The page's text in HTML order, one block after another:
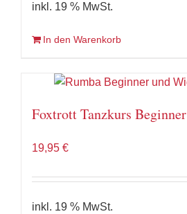
inkl. 19 % MwSt.
In den Warenkorb
Foxtrott Tanzkurs Beginner
19,95 €
inkl. 19 % MwSt.